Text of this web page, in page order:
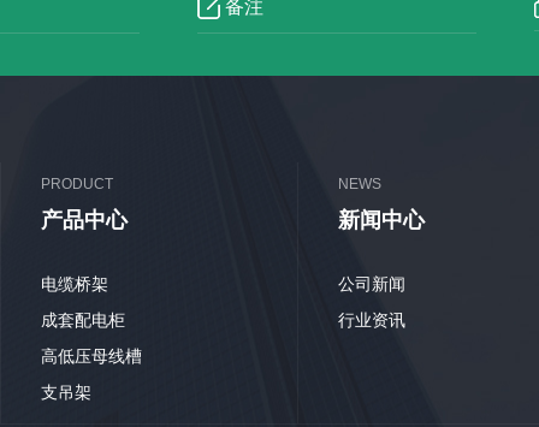
PRODUCT
产品中心
电缆桥架
成套配电柜
高低压母线槽
支吊架
NEWS
新闻中心
公司新闻
行业资讯